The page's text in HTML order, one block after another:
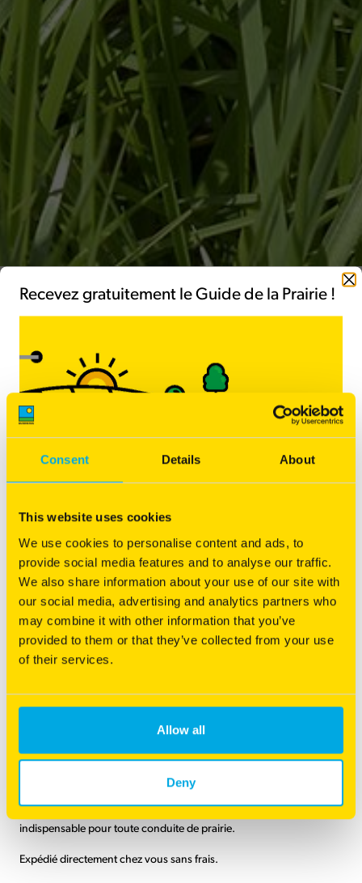
Consent Details About
This website uses cookies
We use cookies to personalise content and ads, to
provide social media features and to analyse our traffic.
We also share information about your use of our site with
our social media, advertising and analytics partners who
may combine it with other information that you’ve
provided to them or that they’ve collected from your use
of their services.
Allow all
Deny
Fétuque Elevée tardive
Production importante même en été
Précoce au printemps
Traitement nutritionnel
Vous êtes intéressé par ce produit ?
Contactez notreservice commercial
CONTACTEZ-NOUS
Une variété adapatée à
Catégorie(s) principale(s) Solutions Fourrage
Type d'utilisation
Fermer
Recevez gratuitement le Guide de la Prairie !
Du choix des espèces à la récolte, c'est un support technique
indispensable pour toute conduite de prairie.
Expédié directement chez vous sans frais.